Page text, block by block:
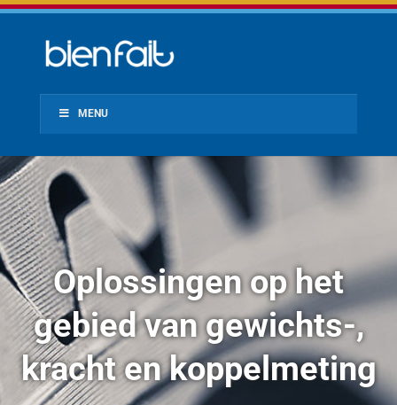
MENU
Oplossingen op het
gebied van gewichts-,
kracht en koppelmeting